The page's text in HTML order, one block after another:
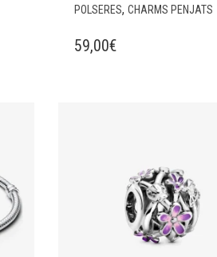
POLSERES, CHARMS PENJATS
59,00€